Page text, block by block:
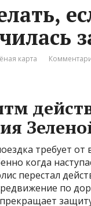
карта
требует
когда
перестал
по